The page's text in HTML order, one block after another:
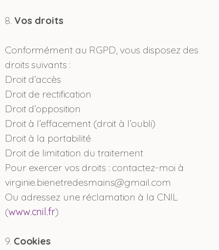
8. Vos droits
Conformément au RGPD, vous disposez des
droits suivants :
Droit d’accès
Droit de rectification
Droit d’opposition
Droit à l’effacement (droit à l’oubli)
Droit à la portabilité
Droit de limitation du traitement
Pour exercer vos droits : contactez-moi à
virginie.bienetredesmains@gmail.com
Ou adressez une réclamation à la CNIL
(www.cnil.fr)
9. Cookies